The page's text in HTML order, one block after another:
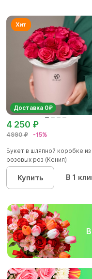
Доставка 0₽
4990 ₽ -15%
4 250 ₽
Букет в шляпной коробке из
розовых роз (Кения)
Купить В 1